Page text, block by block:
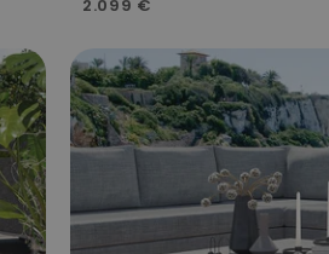
2.099 €